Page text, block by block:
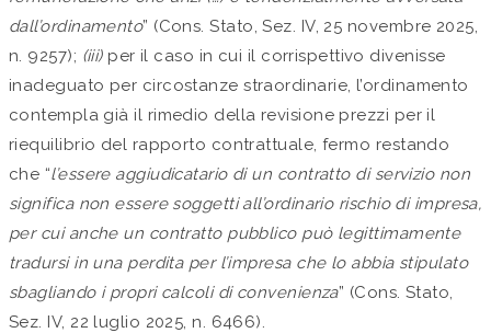
dall’ordinamento” (Cons. Stato, Sez. IV, 25 novembre 2025,
n. 9257); (iii)per il caso in cui il corrispettivo divenisse
inadeguato per circostanze straordinarie, l’ordinamento
contempla già il rimedio della revisione prezzi per il
riequilibrio del rapporto contrattuale, fermo restando
che “l’essere aggiudicatario di un contratto di servizio non
significa non essere soggetti all’ordinario rischio di impresa,
per cui anche un contratto pubblico può legittimamente
tradursi in una perdita per l’impresa che lo abbia stipulato
sbagliando i propri calcoli di convenienza” (Cons. Stato,
Sez. IV, 22 luglio 2025, n. 6466).